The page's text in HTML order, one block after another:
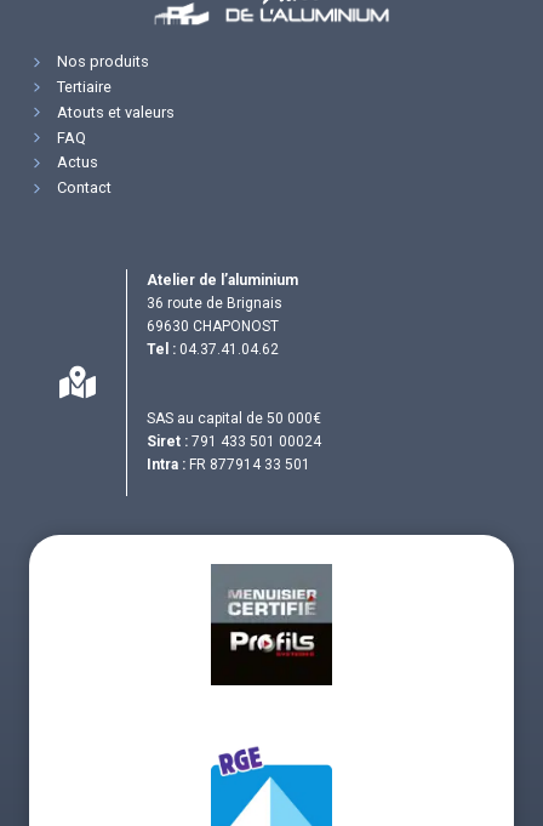
Nos produits
Tertiaire
Atouts et valeurs
FAQ
Actus
Contact
Atelier de l’aluminium
36 route de Brignais
69630 CHAPONOST
Tel : 04.37.41.04.62
SAS au capital de 50 000€
Siret : 791 433 501 00024
Intra : FR 877914 33 501